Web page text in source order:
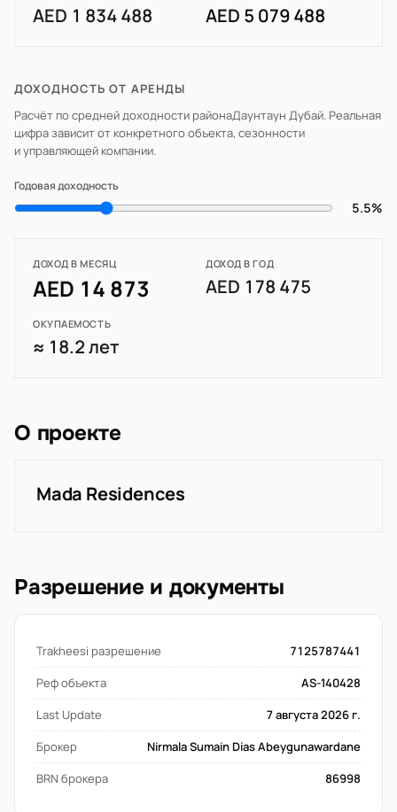
AED 1 834 488 AED 5 079 488
ДОХОДНОСТЬ ОТ АРЕНДЫ
Расчёт по средней доходности районаДаунтаун Дубай. Реальная
цифра зависит от конкретного объекта, сезонности
и управляющей компании.
Годовая доходность
5.5%
ДОХОД В МЕСЯЦ
AED 14 873
ДОХОД В ГОД
AED 178 475
ОКУПАЕМОСТЬ
≈ 18.2 лет
О проекте
Mada Residences
Разрешение и документы
Trakheesi разрешение
7125787441
Реф объекта
AS-140428
Last Update
7 августа 2026 г.
Брокер
Nirmala Sumain Dias Abeygunawardane
BRN брокера
86998